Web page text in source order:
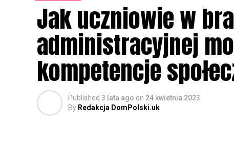
Jak uczniowie w
administracyjnej
kompetencje
Published 3 lata ago on 24 kwietnia 2023
By Redakcja DomPolski.uk